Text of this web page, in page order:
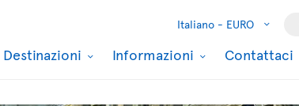
Italiano - EURO
Destinazioni Informazioni Contattaci